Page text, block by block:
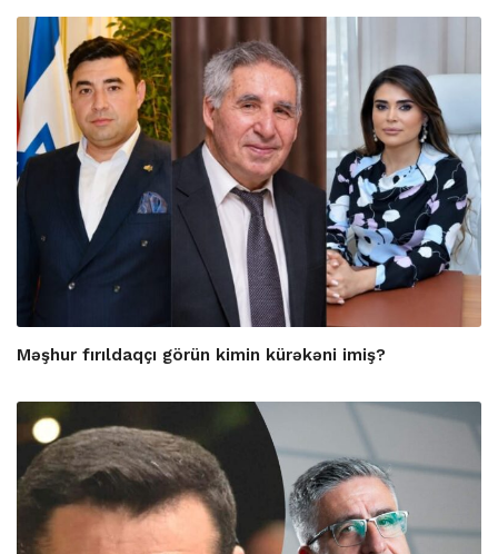
Məşhur fırıldaqçı görün kimin kürəkəni imiş?